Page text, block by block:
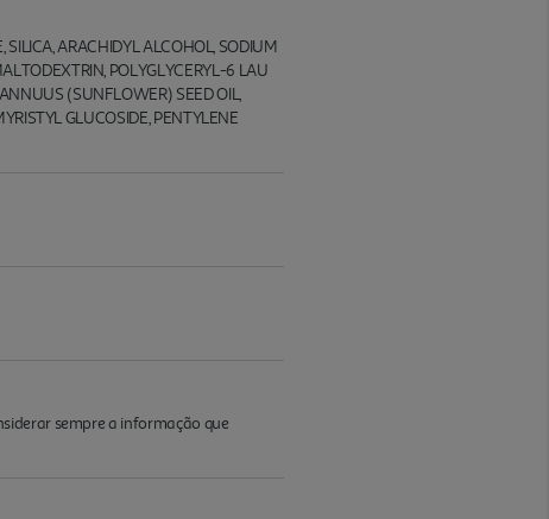
ARACHIDYL ALCOHOL, SODIUM
POLYGLYCERYL-6 LAU
(SUNFLOWER) SEED OIL,
GLUCOSIDE, PENTYLENE
sempre a informação que